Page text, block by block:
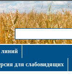
линий
для слабовидящих